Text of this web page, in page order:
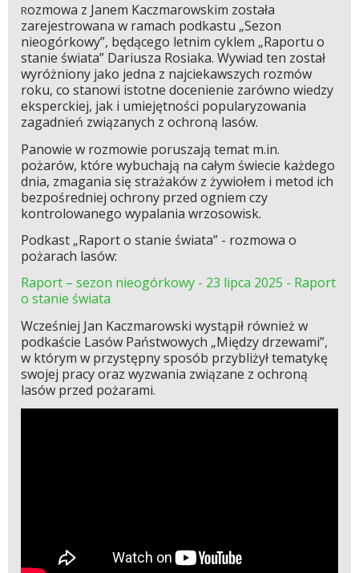
Rozmowa z Janem Kaczmarowskim została
zarejestrowana w ramach podkastu „Sezon
nieogórkowy”, będącego letnim cyklem „Raportu o
stanie świata” Dariusza Rosiaka. Wywiad ten został
wyróżniony jako jedna z najciekawszych rozmów
roku, co stanowi istotne docenienie zarówno wiedzy
eksperckiej, jak i umiejętności popularyzowania
zagadnień związanych z ochroną lasów.
Panowie w rozmowie poruszają temat m.in.
pożarów, które wybuchają na całym świecie każdego
dnia, zmagania się strażaków z żywiołem i metod ich
bezpośredniej ochrony przed ogniem czy
kontrolowanego wypalania wrzosowisk.
Podkast „Raport o stanie świata” - rozmowa o
pożarach lasów:
Raport – sezon nieogórkowy - 23 lipca 2025 - Raport
o stanie świata
Wcześniej Jan Kaczmarowski wystąpił również w
podkaście Lasów Państwowych „Między drzewami”,
w którym w przystępny sposób przybliżył tematykę
swojej pracy oraz wyzwania związane z ochroną
lasów przed pożarami.